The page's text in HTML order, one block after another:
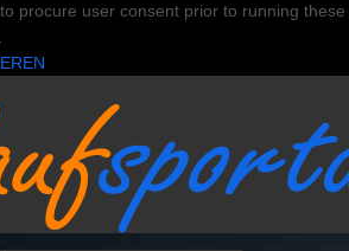
procure user consent prior to running these